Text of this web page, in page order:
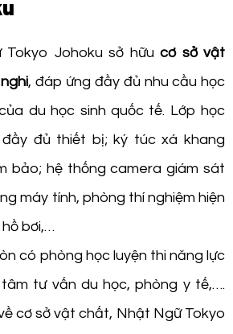
Tokyo Johoku sở hữucơ sở vật
, đáp ứng đầy đủ nhu cầu học
du học sinh quốc tế. Lớp học
đủ thiết bị; ký túc xá khang
bảo; hệ thống camera giám sát
máy tính, phòng thí nghiệm hiện
bơi,…
có phòng học luyện thi năng lực
tư vấn du học, phòng y tế,….
cơ sở vật chất, Nhật Ngữ Tokyo